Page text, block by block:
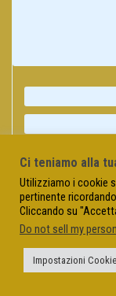
Ci teniamo alla
Utilizziamo i cookie
pertinente
Cliccando su
Do not sell my
Impostazioni Cookie